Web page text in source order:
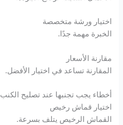
اختيار ورشة متخصصة
الخبرة مهمة جدًا.
مقارنة الأسعار
المقارنة تساعد في اختيار الأفضل.
أخطاء يجب تجنبها عند تصليح الكنب
اختيار قماش رخيص
القماش الرخيص يتلف بسرعة.